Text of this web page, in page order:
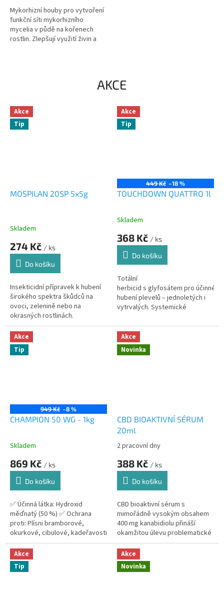
5
hvězdiček.
Mykorhizní houby pro vytvoření
funkční síti mykorhizního
mycelia v půdě na kořenech
rostlin. Zlepšují využití živin a
AKCE
Akce
Tip
MOSPILAN 20SP 5x5g
Skladem
274 Kč / ks
Do košíku
Insekticidní přípravek k hubení
širokého spektra škůdců na
ovoci, zelenině nebo na
okrasných rostlinách.
Akce
Tip
449 Kč –18 %
TOUCHDOWN QUATTRO 1l
Průměrné
produktu
3,8
5
hvězdiček.
Skladem
368 Kč / ks
Do košíku
Totální
herbicid s glyfosátem pro účinné
hubení plevelů – jednoletých i
vytrvalých. Systemické
Akce
Tip
949 Kč –8 %
CHAMPION 50 WG - 1kg
Průměrné
produktu
3,6
5
hvězdiček.
Skladem
869 Kč / ks
Do košíku
✅ Účinná látka: Hydroxid
měďnatý (50 %) ✅ Ochrana
proti: Plísni bramborové,
okurkové, cibulové, kadeřavosti
listů, bakteriálním spálám,
nekrózám a dalším chorobám...
Akce
Novinka
CBD BIOAKTIVNÍ SÉRUM
20ml
Průměrné
produktu
5,0
5
hvězdiček.
2 pracovní dny
388 Kč / ks
Do košíku
CBD bioaktivní sérum s
mimořádně vysokým obsahem
400 mg kanabidiolu přináší
okamžitou úlevu problematické
pleti. Zklidňuje ekzémy, akné i
lupénku, zmírňuje svědění a
intenzivně...
Akce
Tip
Akce
Novinka